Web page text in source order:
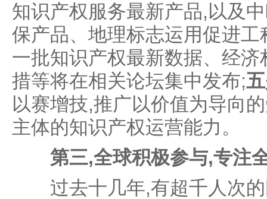
知识产权服务最新产品,以及
保产品、地理标志运用促进工
一批知识产权最新数据、经
措等将在相关论坛集中发布;
以赛增技,推广以价值为导向
主体的知识产权运营能力。
第三,全球积极参与,专注
过去十几年,有超千人次的